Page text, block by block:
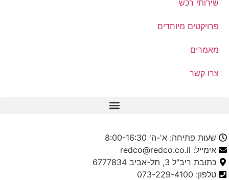
שירותי רכש
פרויקטים מיוחדים
מאמרים
צרו קשר
שעות פתיחה: א'-ה' 8:00-16:30
אימייל: redco@redco.co.il
כתובת ריב"ל 3, תל-אביב 6777834
טלפון: 073-229-4100